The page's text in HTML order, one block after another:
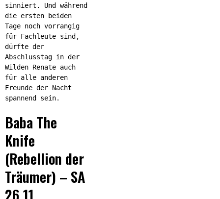
sinniert. Und während
die ersten beiden
Tage noch vorrangig
für Fachleute sind,
dürfte der
Abschlusstag in der
Wilden Renate auch
für alle anderen
Freunde der Nacht
spannend sein.
Baba The
Knife
(Rebellion der
Träumer) – SA
26.11.